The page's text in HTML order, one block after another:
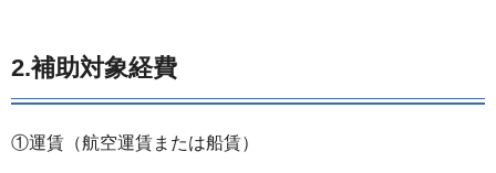
2.補助対象経費
①運賃（航空運賃または船賃）